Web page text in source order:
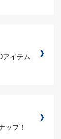
アイテム
ップ！